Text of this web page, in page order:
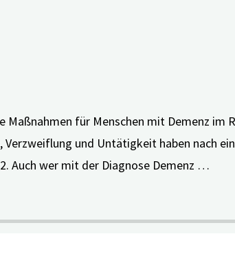
für Menschen mit Demenz im
und Untätigkeit haben nach
Auch wer mit der Diagnose Demenz …